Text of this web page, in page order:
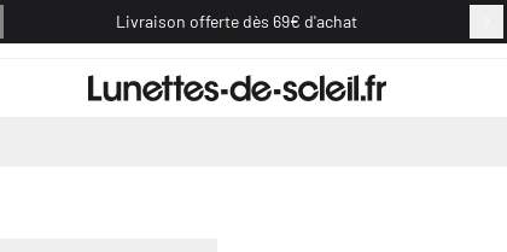
Livraison offerte dès 69€ d'achat